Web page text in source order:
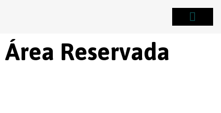
Área Reservada